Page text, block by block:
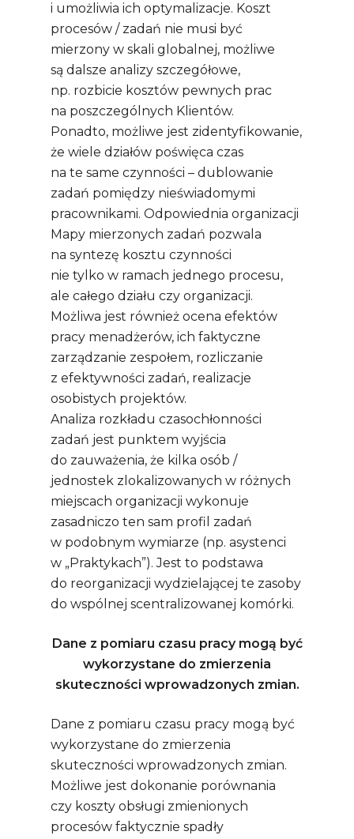
i umożliwia ich optymalizacje. Koszt
procesów / zadań nie musi być
mierzony w skali globalnej, możliwe
są dalsze analizy szczegółowe,
np. rozbicie kosztów pewnych prac
na poszczególnych Klientów.
Ponadto, możliwe jest zidentyfikowanie,
że wiele działów poświęca czas
na te same czynności – dublowanie
zadań pomiędzy nieświadomymi
pracownikami. Odpowiednia organizacji
Mapy mierzonych zadań pozwala
na syntezę kosztu czynności
nie tylko w ramach jednego procesu,
ale całego działu czy organizacji.
Możliwa jest również ocena efektów
pracy menadżerów, ich faktyczne
zarządzanie zespołem, rozliczanie
z efektywności zadań, realizacje
osobistych projektów.
Analiza rozkładu czasochłonności
zadań jest punktem wyjścia
do zauważenia, że kilka osób /
jednostek zlokalizowanych w różnych
miejscach organizacji wykonuje
zasadniczo ten sam profil zadań
w podobnym wymiarze (np. asystenci
w „Praktykach”). Jest to podstawa
do reorganizacji wydzielającej te zasoby
do wspólnej scentralizowanej komórki.
Dane z pomiaru czasu pracy mogą być
wykorzystane do zmierzenia
skuteczności wprowadzonych zmian.
Dane z pomiaru czasu pracy mogą być
wykorzystane do zmierzenia
skuteczności wprowadzonych zmian.
Możliwe jest dokonanie porównania
czy koszty obsługi zmienionych
procesów faktycznie spadły